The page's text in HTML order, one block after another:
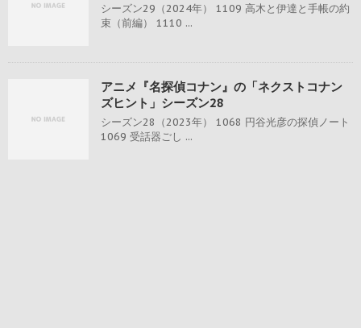
シーズン29（2024年） 1109 高木と伊達と手帳の約
束（前編） 1110 ...
アニメ『名探偵コナン』の「ネクストコナン
ズヒント」シーズン28
シーズン28（2023年） 1068 円谷光彦の探偵ノート
1069 受話器ごし ...